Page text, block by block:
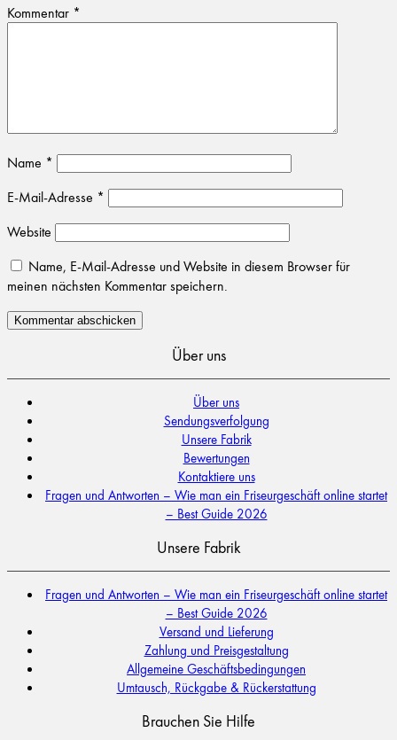
Kommentar *
Name *
E-Mail-Adresse *
Website
Name, E-Mail-Adresse und Website in diesem Browser für
meinen nächsten Kommentar speichern.
Über uns
Über uns
Sendungsverfolgung
Unsere Fabrik
Bewertungen
Kontaktiere uns
Fragen und Antworten – Wie man ein Friseurgeschäft online startet
– Best Guide 2026
Unsere Fabrik
Fragen und Antworten – Wie man ein Friseurgeschäft online startet
– Best Guide 2026
Versand und Lieferung
Zahlung und Preisgestaltung
Allgemeine Geschäftsbedingungen
Umtausch, Rückgabe & Rückerstattung
Brauchen Sie Hilfe